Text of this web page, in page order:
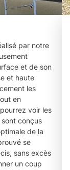
par notre
et de son
et haute
les
en
voir les
conçus
de la
se
sans excès
un coup